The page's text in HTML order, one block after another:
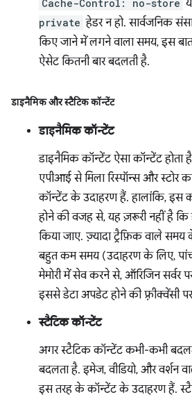
Cache-Control: no-store
private हेडर न हो. सार्वजनिक
किए जाने में लगने वाला समय, इस बात
ऐसेट कितनी बार बदलती है.
डाइनैमिक और स्टैटिक कॉन्टेंट
डाइनैमिक कॉन्टेंट
डाइनैमिक कॉन्टेंट ऐसा कॉन्टेंट होता
एपीआई से मिला रिस्पॉन्स और स्टोर
कॉन्टेंट के उदाहरण हैं. हालांकि, इस
होने की वजह से, यह ज़रूरी नहीं है
किया जाए. ज़्यादा ट्रैफ़िक वाले समय
बहुत कम समय (उदाहरण के लिए,
मेमोरी में सेव करने से, ऑरिजिन सर्वर
इससे डेटा अपडेट होने की फ़्रीक्वेंसी
स्टैटिक कॉन्टेंट
अगर स्टैटिक कॉन्टेंट कभी-कभी
बदलता है. इमेज, वीडियो, और वर्शन
इस तरह के कॉन्टेंट के उदाहरण हैं.